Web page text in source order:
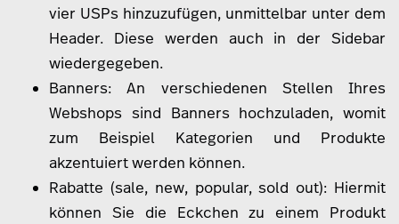
vier USPs hinzuzufügen, unmittelbar unter dem
Header. Diese werden auch in der Sidebar
wiedergegeben.
Banners: An verschiedenen Stellen Ihres
Webshops sind Banners hochzuladen, womit
zum Beispiel Kategorien und Produkte
akzentuiert werden können.
Rabatte (sale, new, popular, sold out): Hiermit
können Sie die Eckchen zu einem Produkt